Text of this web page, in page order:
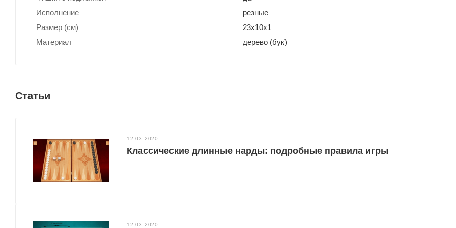
Исполнение
резные
Размер (см)
23х10х1
Материал
дерево (бук)
Статьи
12.03.2020
Классические длинные нарды: подробные правила игры
12.03.2020